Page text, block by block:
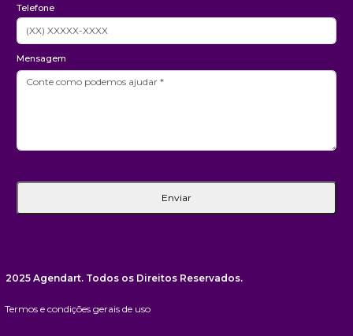
Telefone
Mensagem
Enviar
2025 Agendart. Todos os Direitos Reservados.
Termos e condições gerais de uso